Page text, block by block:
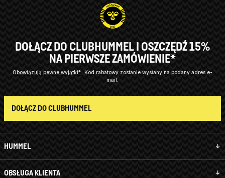
HUMMEL
OBSŁUGA KLIENTA
DOŁĄCZ DO CLUBHUMMEL I OSZCZĘDŹ 15%
NA PIERWSZE ZAMÓWIENIE*
Obowiązują pewne wyjątki*
Kod rabatowy zostanie wysłany na podany adres e-
mail.
DOŁĄCZ DO CLUBHUMMEL